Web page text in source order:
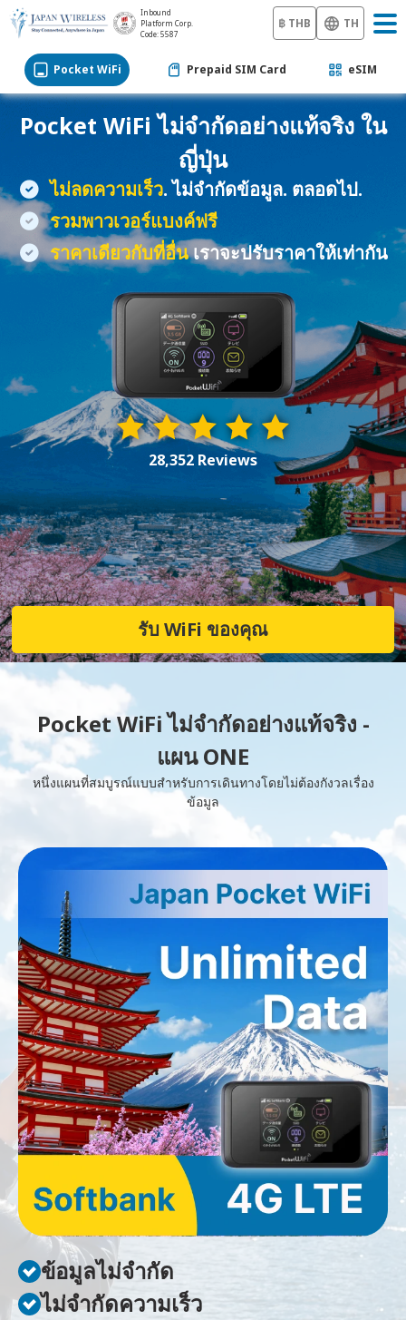
Inbound
Platform Corp.
Code: 5587
฿ THB TH
Pocket WiFi Prepaid SIM Card eSIM
Pocket WiFi ไม่จำกัดอย่างแท้จริง ใน
ญี่ปุ่น
ไม่ลดความเร็ว. ไม่จำกัดข้อมูล. ตลอดไป.
รวมพาวเวอร์แบงค์ฟรี
ราคาเดียวกับที่อื่นเราจะปรับราคาให้เท่ากัน
28,352 Reviews
รับ WiFi ของคุณ
Pocket WiFi ไม่จำกัดอย่างแท้จริง -
แผน ONE
หนึ่งแผนที่สมบูรณ์แบบสำหรับการเดินทางโดยไม่ต้องกังวลเรื่อง
ข้อมูล
ข้อมูลไม่จำกัด
ไม่จำกัดความเร็ว